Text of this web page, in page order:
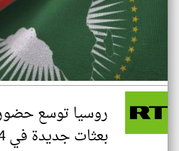
روسيا توسع
بعثات جديدة في 4 دول أفريقية